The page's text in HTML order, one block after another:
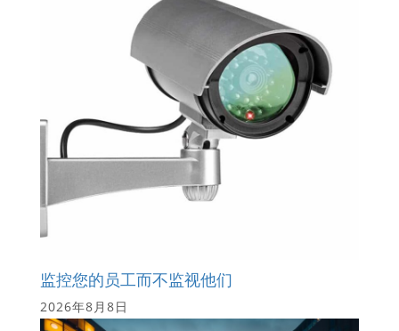
监控您的员工而不监视他们
2026年8月8日